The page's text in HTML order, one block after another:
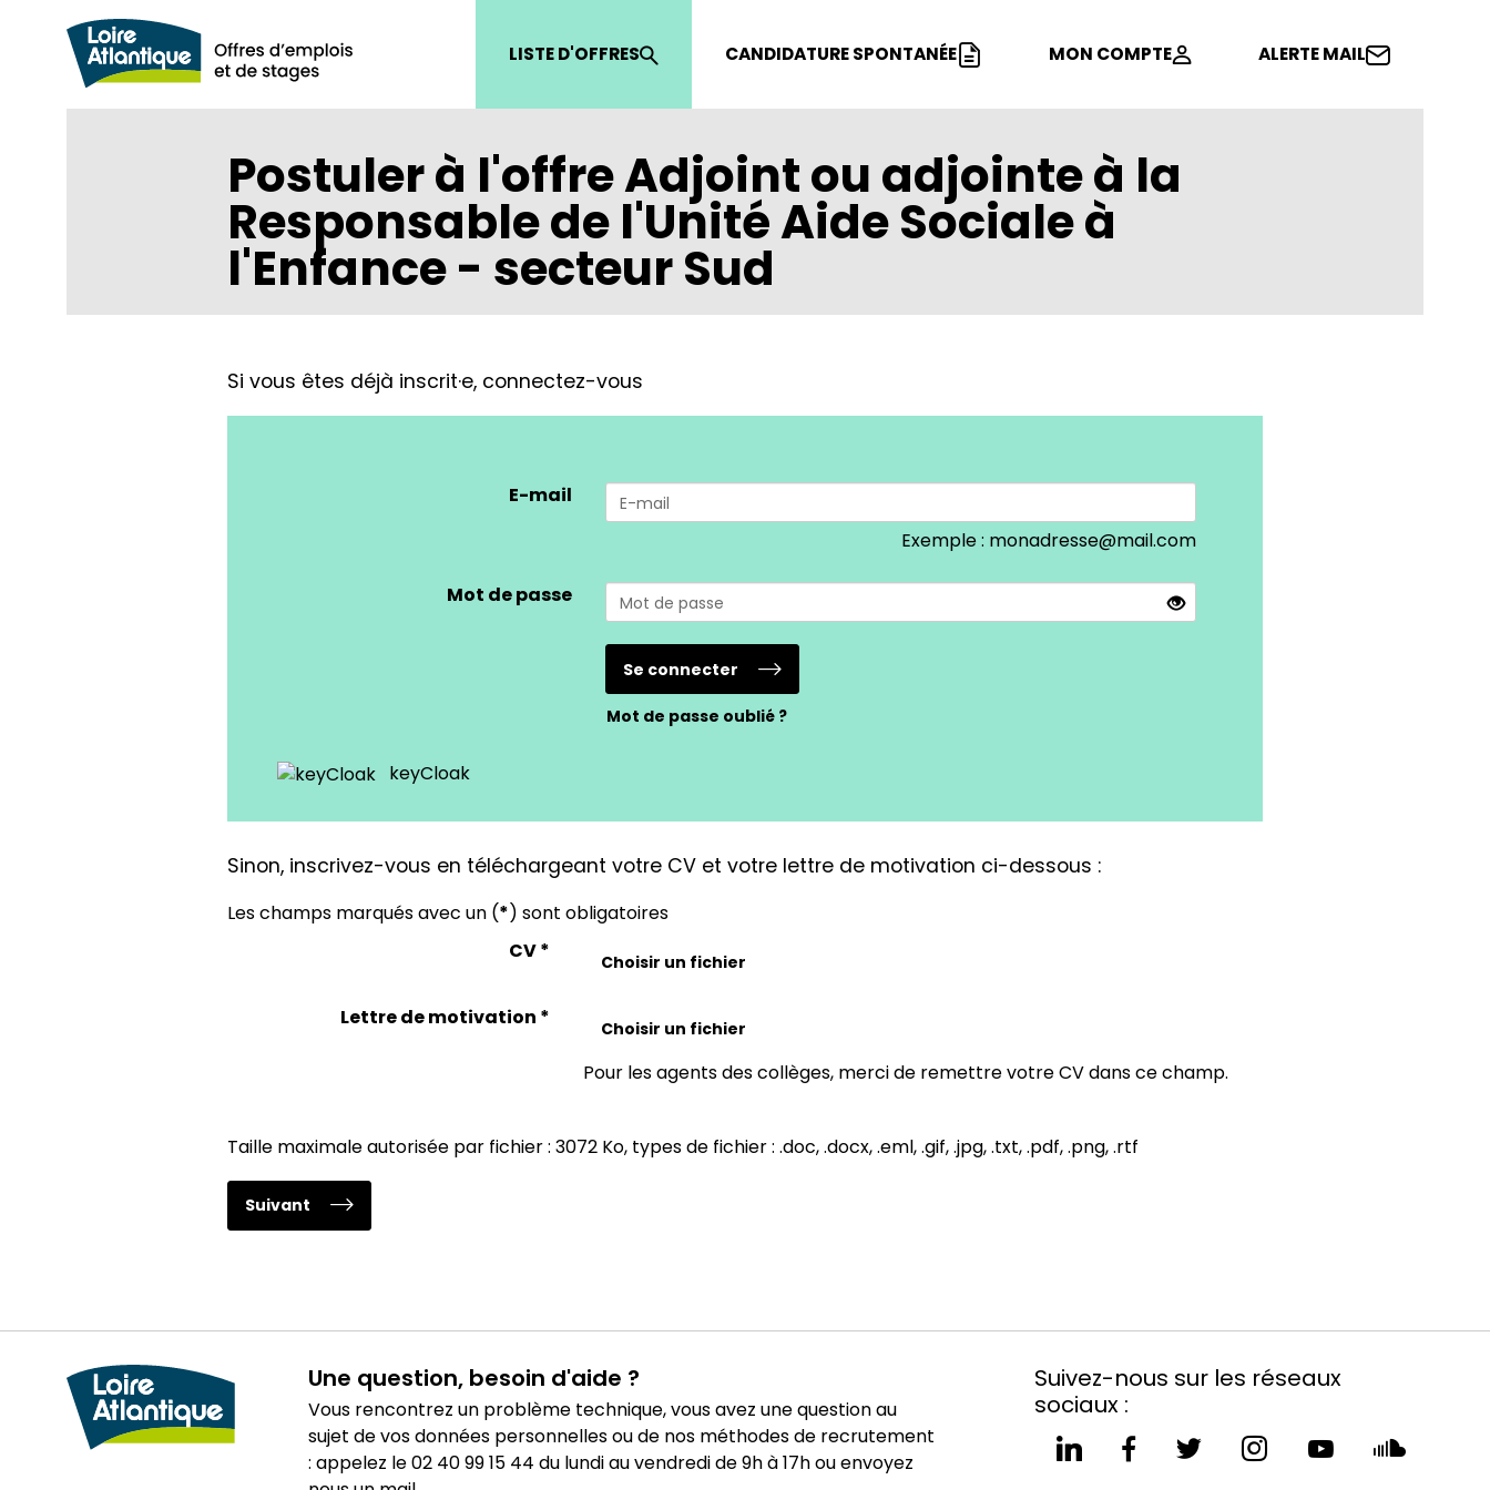
Aller au contenu principal
LISTE D'OFFRES CANDIDATURE SPONTANÉE MON COMPTE ALERTE MAIL
Postuler à l'offreAdjoint ou adjointe à la
Responsable de l'Unité Aide Sociale à
l'Enfance - secteur Sud
Si vous êtes déjà inscrit·e, connectez-vous
E-mail
Exemple : monadresse@mail.com
Mot de passe fff
Se connecter
Mot de passe oublié ?
keyCloak
Sinon, inscrivez-vous en téléchargeant votre CV et votre lettre de motivation ci-dessous :
Les champs marqués avec un (*) sont obligatoires
CV* Choisir un fichier
Lettre de motivation * Choisir un fichier
Pour les agents des collèges, merci de remettre votre CV dans ce champ.
Taille maximale autorisée par fichier : 3072 Ko, types de fichier : .doc, .docx, .eml, .gif, .jpg, .txt, .pdf, .png, .rtf
Suivant
Une question, besoin d'aide ?
Vous rencontrez un problème technique, vous avez une question au
sujet de vos données personnelles ou de nos méthodes de recrutement
: appelez le 02 40 99 15 44 du lundi au vendredi de 9h à 17h ou envoyez
Suivez-nous sur les réseaux
sociaux :